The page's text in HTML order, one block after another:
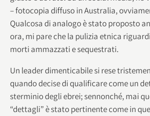
– fotocopia diffuso in Australia,
Qualcosa di analogo è stato proposto
ora, mi pare che la pulizia etnica
morti ammazzati e sequestrati.
Un leader dimenticabile si rese
quando decise di qualificare come un
sterminio degli ebrei; sennonché, mai
“dettagli” è stato pertinente come in